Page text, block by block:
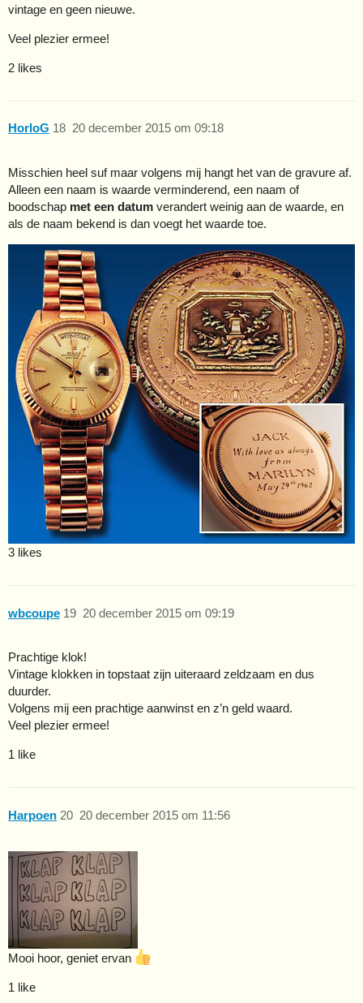
vintage en geen nieuwe.
Veel plezier ermee!
2 likes
HorloG 20 december 2015 om 09:18
18
Misschien heel suf maar volgens mij hangt het van de gravure af.
Alleen een naam is waarde verminderend, een naam of
boodschap met een datum verandert weinig aan de waarde, en
als de naam bekend is dan voegt het waarde toe.
3 likes
wbcoupe 20 december 2015 om 09:19
19
Prachtige klok!
Vintage klokken in topstaat zijn uiteraard zeldzaam en dus
duurder.
Volgens mij een prachtige aanwinst en z’n geld waard.
Veel plezier ermee!
1 like
Harpoen 20 december 2015 om 11:56
20
Mooi hoor, geniet ervan
1 like